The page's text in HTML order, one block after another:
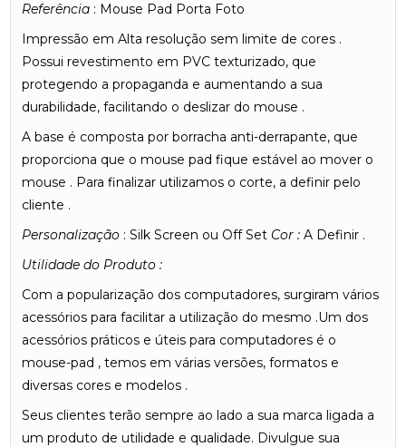
Referência : Mouse Pad Porta Foto
Impressão em Alta resolução sem limite de cores .
Possui revestimento em PVC texturizado, que
protegendo a propaganda e aumentando a sua
durabilidade, facilitando o deslizar do mouse .
A base é composta por borracha anti-derrapante, que
proporciona que o mouse pad fique estável ao mover o
mouse . Para finalizar utilizamos o corte, a definir pelo
cliente .
Personalização : Silk Screen ou Off Set Cor : A Definir .
Utilidade do Produto :
Com a popularização dos computadores, surgiram vários
acessórios para facilitar a utilização do mesmo .Um dos
acessórios práticos e úteis para computadores é o
mouse-pad , temos em várias versões, formatos e
diversas cores e modelos .
Seus clientes terão sempre ao lado a sua marca ligada a
um produto de utilidade e qualidade. Divulgue sua